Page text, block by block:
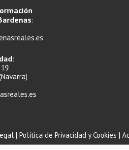
:
:
| Política de Privacidad y Cookies |